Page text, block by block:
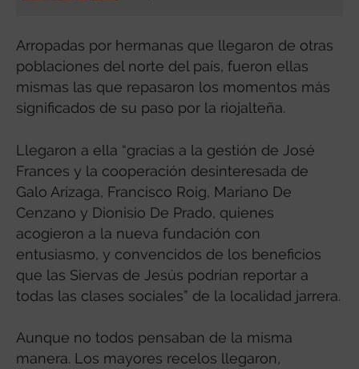
Arropadas por hermanas que llegaron de otras
poblaciones del norte del país, fueron ellas
mismas las que repasaron los momentos más
significados de su paso por la riojalteña.
Llegaron a ella “gracias a la gestión de José
Frances y la cooperación desinteresada de
Galo Arízaga, Francisco Roig, Mariano De
Cenzano y Dionisio De Prado, quienes
acogieron a la nueva fundación con
entusiasmo, y convencidos de los beneficios
que las Siervas de Jesús podrían reportar a
todas las clases sociales” de la localidad jarrera.
Aunque no todos pensaban de la misma
manera. Los mayores recelos llegaron,